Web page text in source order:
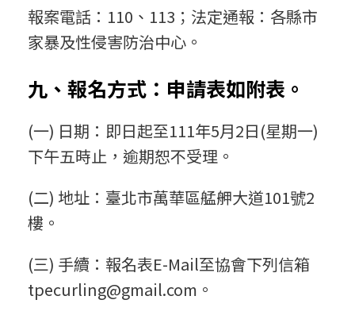
報案電話：110、113；法定通報：各縣市
家暴及性侵害防治中心。
九、報名方式：申請表如附表。
(一) 日期：即日起至111年5月2日(星期一)
下午五時止，逾期恕不受理。
(二) 地址：臺北市萬華區艋舺大道101號2
樓。
(三) 手續：報名表E-Mail至協會下列信箱
tpecurling@gmail.com。